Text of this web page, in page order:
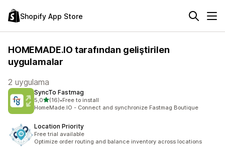
Shopify App Store
HOMEMADE.IO tarafından geliştirilen
uygulamalar
2 uygulama
SyncTo Fastmag
5,05 yıldız üzerinden
(16)
toplam 16 değerlendirme
•Free to install
HomeMade.IO - Connect and synchronize Fastmag Boutique
Location Priority
Free trial available
Optimize order routing and balance inventory across locations